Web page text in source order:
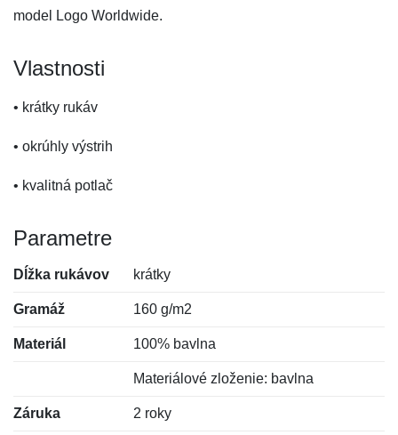
model Logo Worldwide.
Vlastnosti
• krátky rukáv
• okrúhly výstrih
• kvalitná potlač
Parametre
Dĺžka rukávov krátky
Gramáž 160 g/m2
Materiál 100% bavlna
Materiálové zloženie: bavlna
Záruka 2 roky